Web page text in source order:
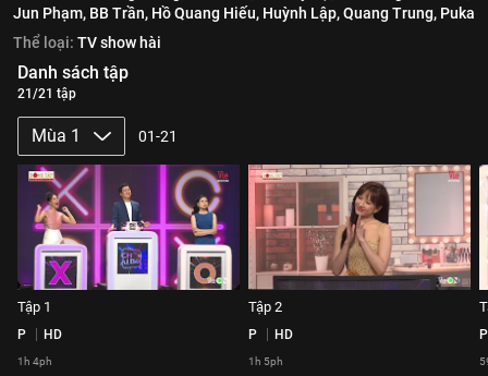
Jun Phạm, BB Trần, Hồ Quang Hiếu, Huỳnh Lập,Quang Trung, Puka
Thể loại: TV show hài
Danh sách tập
21/21 tập
Mùa 1 01-21
Tập 1
P HD
1h 4ph
Tập 2
P HD
1h 5ph
P